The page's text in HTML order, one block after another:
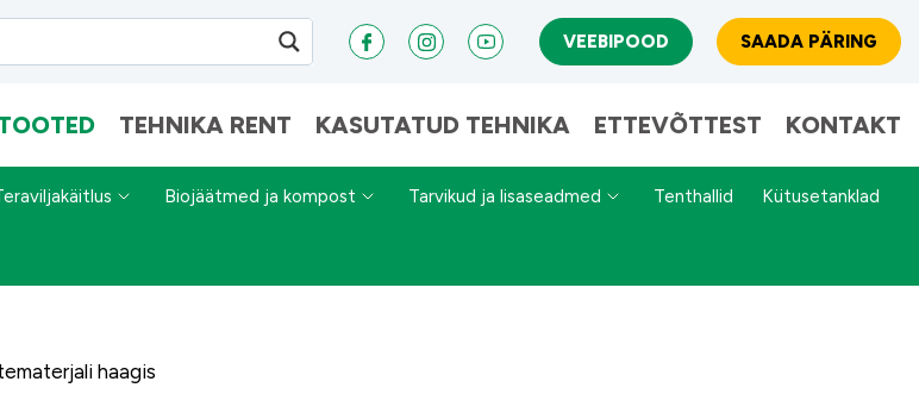
VEEBIPOOD SAADA PÄRING
TEHNIKA RENT KASUTATUD TEHNIKA ETTEVÕTTEST KONTAKT
Biojäätmed ja kompost Tarvikud ja lisaseadmed Tenthallid Kütusetanklad
haagis